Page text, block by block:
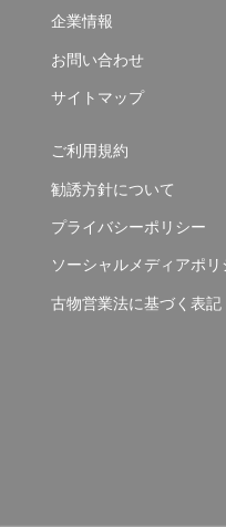
企業情報
お問い合わせ
サイトマップ
ご利用規約
勧誘方針について
プライバシーポリシー
ソーシャルメディアポリ
古物営業法に基づく表記